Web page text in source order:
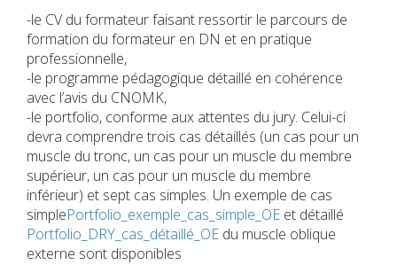
-le CV du formateur faisant ressortir le parcours de
formation du formateur en DN et en pratique
professionnelle,
-le programme pédagogique détaillé en cohérence
avec l’avis du CNOMK,
-le portfolio, conforme aux attentes du jury. Celui-ci
devra comprendre trois cas détaillés (un cas pour un
muscle du tronc, un cas pour un muscle du membre
supérieur, un cas pour un muscle du membre
inférieur) et sept cas simples. Un exemple de cas
simplePortfolio_exemple_cas_simple_OE et détaillé
Portfolio_DRY_cas_détaillé_OE du muscle oblique
externe sont disponibles